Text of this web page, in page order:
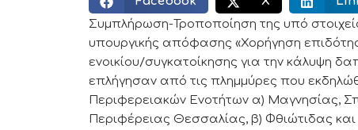
Συμπλήρωση-Τροποποίηση της υπό
υπουργικής απόφασης «Χορήγηση
ενοικίου/συγκατοίκησης για την κάλυψη
επλήγησαν από τις πλημμύρες που
Περιφερειακών Ενοτήτων α) Μαγνησίας,
Περιφέρειας Θεσσαλίας, β) Φθιώτιδας